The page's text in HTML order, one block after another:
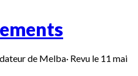
de Melba· Revu le 11 mai